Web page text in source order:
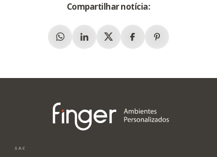
Compartilhar notícia:
WhatsappLinkedinX (Twitter)FacebookPinterest
SAC